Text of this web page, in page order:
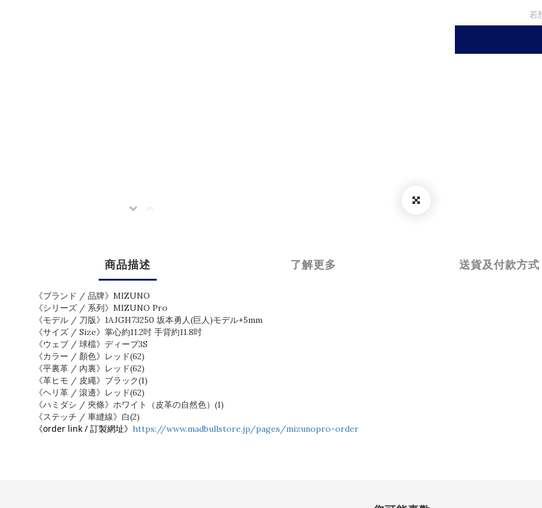
若
商品描述 了解更多 送貨及付款方式
《ブランド / 品牌》MIZUNO
《シリーズ / 系列》MIZUNO Pro
《モデル / 刀版》1AJGH73250 坂本勇⼈(巨⼈)モデル+5mm
《サイズ / Size》掌心約11.2吋 手背約11.8吋
《ウェブ / 球檔》ディープ3S
《カラー / 顏色》レッド(62)
《平裏革 / 內裏》レッド(62)
《革ヒモ / 皮繩》ブラック(1)
《ヘリ革 / 滾邊》レッド(62)
《ハミダシ / 夾條》ホワイト（皮革の自然色）(1)
《ステッチ / 車縫線》⽩(2)
《order link / 訂製網址》 https://www.madbullstore.jp/pages/mizunopro-order